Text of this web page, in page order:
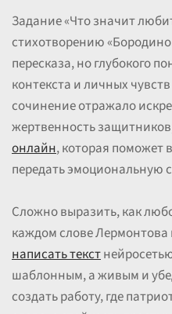
Задание «Что значит
стихотворению
пересказа, но глубокого
контекста и личных
сочинение отражало
жертвенность
онлайн, которая поможет
передать эмоциональную
Сложно выразить, как
каждом слове Лермонтова
написать текст
шаблонным, а живым и
создать работу, где